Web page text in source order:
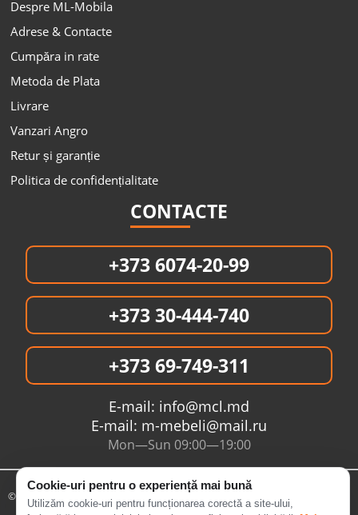
Despre ML-Mobila
Adrese & Contacte
Cumpăra in rate
Metoda de Plata
Livrare
Vanzari Angro
Retur și garanție
Politica de confidențialitate
CONTACTE
+373 6074-20-99
+373 30-444-740
+373 69-749-311
E-mail: info@mcl.md
E-mail: m-mebeli@mail.ru
Mon—Sun 09:00—19:00
Cookie-uri pentru o experiență mai bună
Utilizăm cookie-uri pentru funcționarea corectă a site-ului,
© 2005- 2026 Интернет магазин MCL.MD